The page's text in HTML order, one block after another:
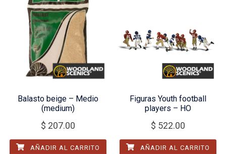
Balasto beige – Medio
(medium)
$ 207.00
AÑADIR AL CARRITO
Figuras Youth football
players – HO
$ 522.00
AÑADIR AL CARRITO